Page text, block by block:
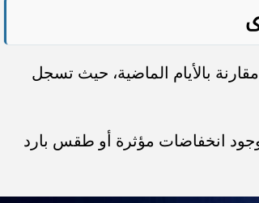
بالأيام الماضية، حيث تسجل
انخفاضات مؤثرة أو طقس بارد